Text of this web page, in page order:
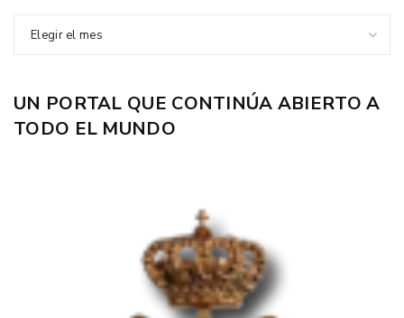
Elegir el mes
UN PORTAL QUE CONTINÚA ABIERTO A
TODO EL MUNDO